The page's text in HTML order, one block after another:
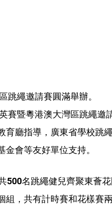
跳繩邀請賽圓滿舉辦。
賽暨粵港澳大灣區跳繩邀
廳指導，廣東省學校跳
會等友好單位支持。
500名跳繩健兒齊聚東薈
，共有計時賽和花樣賽